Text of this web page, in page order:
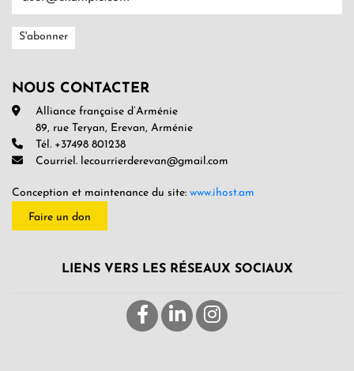
NOUS CONTACTER
Alliance française d’Arménie
89, rue Teryan, Erevan, Arménie
Tél. +37498 801238
Courriel. lecourrierderevan@gmail.com
Conception et maintenance du site: www.ihost.am
Faire un don
LIENS VERS LES RÉSEAUX SOCIAUX